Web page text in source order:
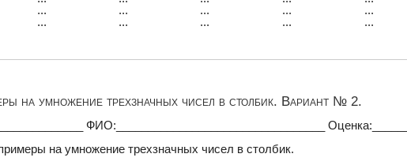
...
... ... ... ...
...
... ... ... ...
на умножение трехзначных чисел в столбик. Вариант № 2.
ФИО:_________________________________
на умножение трехзначных чисел в столбик.